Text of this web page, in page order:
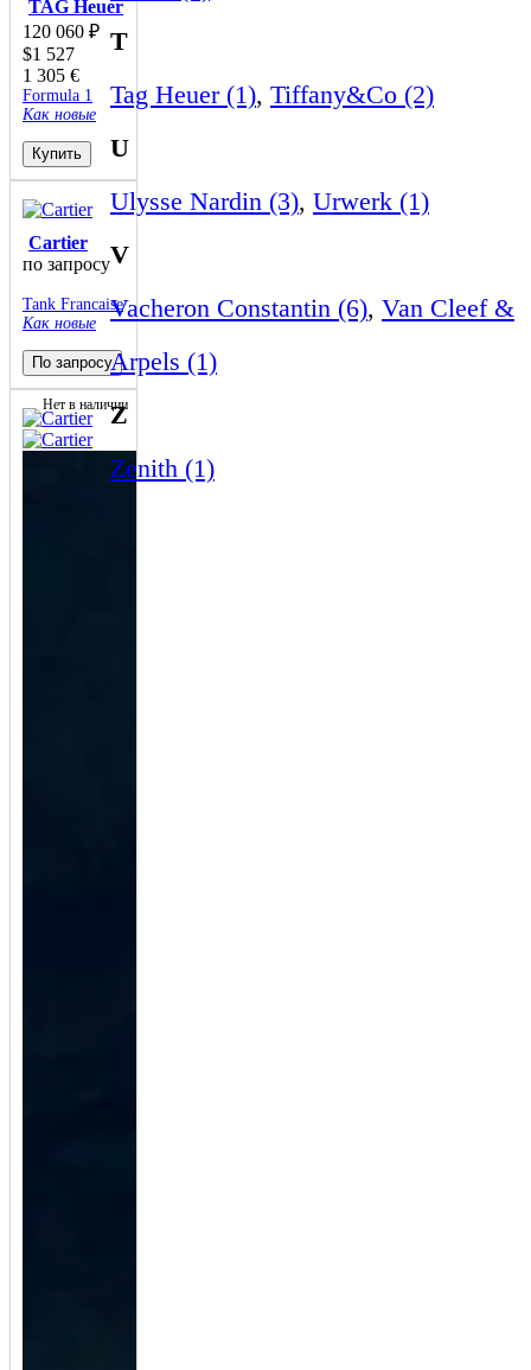
T
Tag Heuer (1), Tiffany&Co (2)
U
Ulysse Nardin (3), Urwerk (1)
V
Vacheron Constantin (6), Van Cleef &
Arpels (1)
Z
Zenith (1)
TAG Heuer
120 060 ₽
$1 527
1 305 €
Formula 1
Как новые
Купить
Cartier
по запросу
Tank Francaise
Как новые
По запросу
Нет в наличии